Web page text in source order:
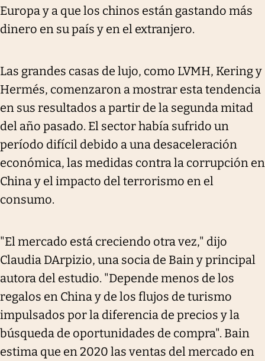
Europa y a que los chinos están gastando más
dinero en su país y en el extranjero.
Las grandes casas de lujo, como LVMH, Kering y
Hermés, comenzaron a mostrar esta tendencia
en sus resultados a partir de la segunda mitad
del año pasado. El sector había sufrido un
período difícil debido a una desaceleración
económica, las medidas contra la corrupción en
China y el impacto del terrorismo en el
consumo.
"El mercado está creciendo otra vez," dijo
Claudia DArpizio, una socia de Bain y principal
autora del estudio. "Depende menos de los
regalos en China y de los flujos de turismo
impulsados por la diferencia de precios y la
búsqueda de oportunidades de compra". Bain
estima que en 2020 las ventas del mercado en